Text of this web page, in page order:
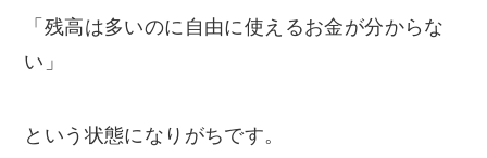
「残高は多いのに自由に使えるお金が分からな
い」
という状態になりがちです。